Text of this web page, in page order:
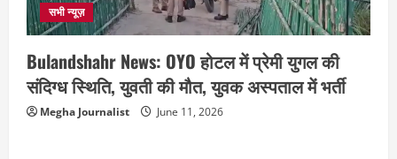
सभी न्यूज़
Bulandshahr News: OYO होटल में प्रेमी युगल की
संदिग्ध स्थिति, युवती की मौत, युवक अस्पताल में भर्ती
Megha Journalist June 11, 2026